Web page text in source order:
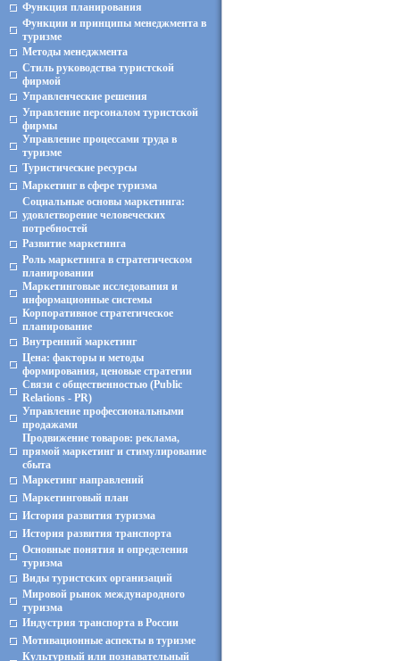
Функция планирования
Функции и принципы менеджмента в
туризме
Методы менеджмента
Стиль руководства туристской
фирмой
Управленческие решения
Управление персоналом туристской
фирмы
Управление процессами труда в
туризме
Туристические ресурсы
Маркетинг в сфере туризма
Социальные основы маркетинга:
удовлетворение человеческих
потребностей
Развитие маркетинга
Роль маркетинга в стратегическом
планировании
Маркетинговые исследования и
информационные системы
Корпоративное стратегическое
планирование
Внутренний маркетинг
Цена: факторы и методы
формирования, ценовые стратегии
Связи с общественностью (Public
Relations - PR)
Управление профессиональными
продажами
Продвижение товаров: реклама,
прямой маркетинг и стимулирование
сбыта
Маркетинг направлений
Маркетинговый план
История развития туризма
История развития транспорта
Основные понятия и определения
туризма
Виды туристских организаций
Мировой рынок международного
туризма
Индустрия транспорта в России
Мотивационные аспекты в туризме
Культурный или познавательный